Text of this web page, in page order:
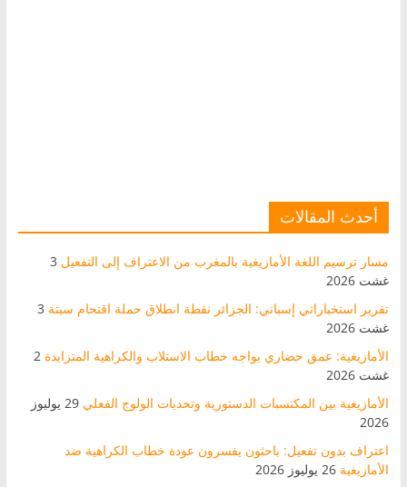
أحدث المقالات
مسار ترسيم اللغة الأمازيغية بالمغرب من الاعتراف إلى التفعيل 3
غشت 2026
تقرير استخباراتي إسباني: الجزائر نقطة انطلاق حملة اقتحام سبتة 3
غشت 2026
الأمازيغية: عمق حضاري يواجه خطاب الاستلاب والكراهية المتزايدة 2
غشت 2026
الأمازيغية بين المكتسبات الدستورية وتحديات الولوج الفعلي
29 يوليوز
2026
اعتراف بدون تفعيل: باحثون يفسرون عودة خطاب الكراهية ضد
الأمازيغية 26 يوليوز 2026